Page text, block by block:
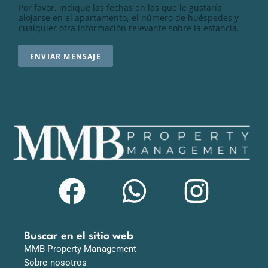
Por favor, indique las fechas en las que le gustaría
alojarse en el apartamento, el número de huéspedes y
cualquier otra información relevante sobre la estancia.
ENVIAR MENSAJE
Buscar en el sitio web
MMB Property Management
Sobre nosotros